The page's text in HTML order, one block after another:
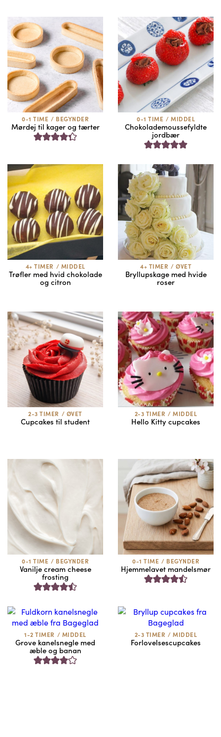
0-1 TIME / BEGYNDER
Mørdej til kager og tærter
0-1 TIME / MIDDEL
Chokolademoussefyldte
jordbær
4+ TIMER / MIDDEL
Trøfler med hvid chokolade
og citron
4+ TIMER / ØVET
Bryllupskage med hvide
roser
2-3 TIMER / ØVET
Cupcakes til student
2-3 TIMER /MIDDEL
Hello Kitty cupcakes
0-1 TIME / BEGYNDER
Vanilje cream cheese
frosting
0-1 TIME / BEGYNDER
Hjemmelavet mandelsmør
1-2 TIMER / MIDDEL
Grove kanelsnegle med
æble og banan
2-3 TIMER /MIDDEL
Forlovelsescupcakes